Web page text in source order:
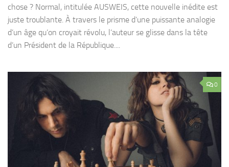
chose ? Normal, intitulée AUSWEIS, cette nouvelle inédite est
juste troublante. À travers le prisme d’une puissante analogie
d’un âge qu’on croyait révolu, l’auteur se glisse dans la tête
d’un Président de la République....
0